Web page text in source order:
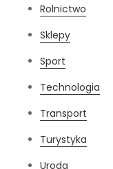
Rolnictwo
Sklepy
Sport
Technologia
Transport
Turystyka
Uroda